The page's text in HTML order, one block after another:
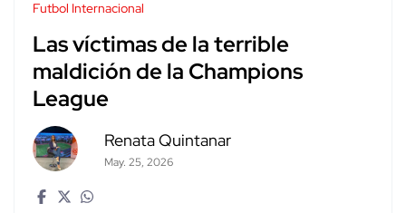
Futbol Internacional
Las víctimas de la terrible
maldición de la Champions
League
Renata Quintanar
May. 25, 2026